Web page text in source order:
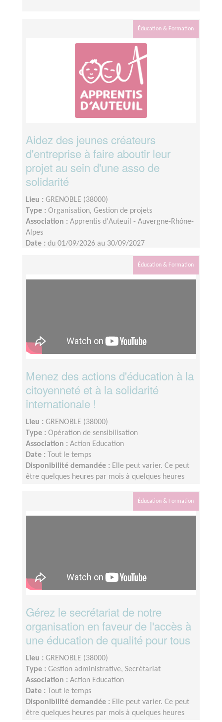
Éducation & Formation
Aidez des jeunes créateurs
d'entreprise à faire aboutir leur
projet au sein d'une asso de
solidarité
Lieu : GRENOBLE (38000)
Type : Organisation, Gestion de projets
Association : Apprentis d'Auteuil - Auvergne-Rhône-
Alpes
Date : du 01/09/2026 au 30/09/2027
2 demi journées par mois
(en fonction des besoins identifiés avec le jeune
Éducation & Formation
Menez des actions d'éducation à la
citoyenneté et à la solidarité
internationale !
Lieu : GRENOBLE (38000)
Type : Opération de sensibilisation
Association : Action Education
Date :
Tout le temps
Disponibilité demandée : Elle peut varier. Ce peut
être quelques heures par mois à quelques heures
Éducation & Formation
Gérez le secrétariat de notre
organisation en faveur de l'accès à
une éducation de qualité pour tous
Lieu : GRENOBLE (38000)
Type : Gestion administrative, Secrétariat
Association : Action Education
Date :
Tout le temps
Disponibilité demandée : Elle peut varier. Ce peut
être quelques heures par mois à quelques heures